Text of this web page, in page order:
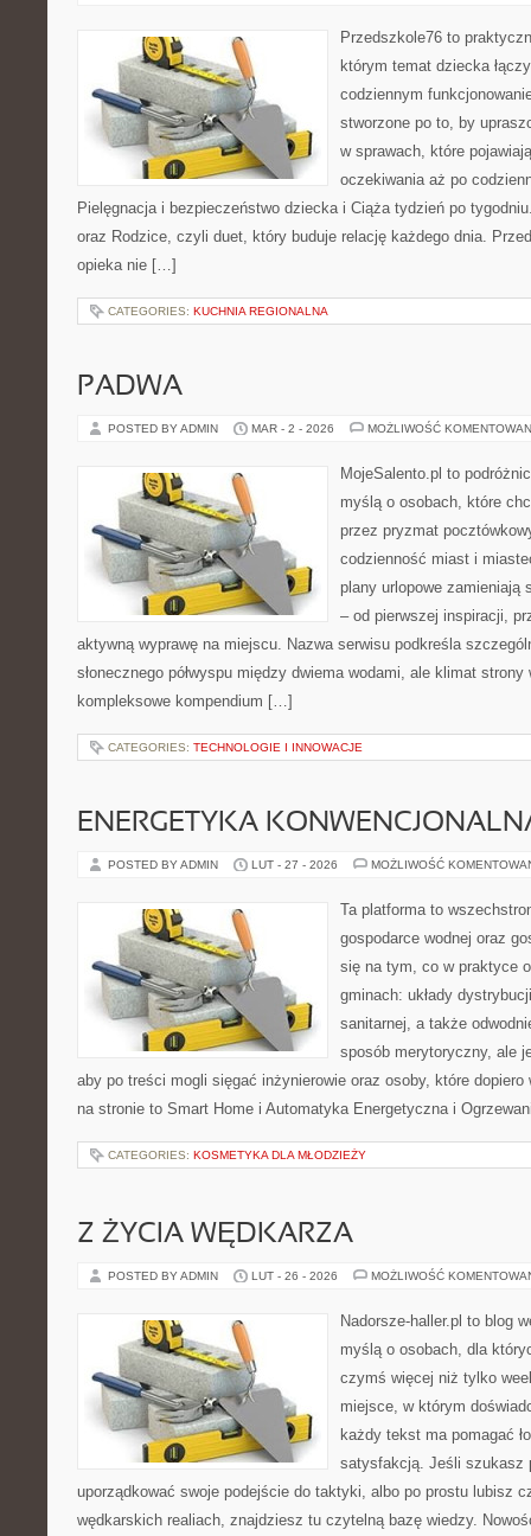
Przedszkole76 to
którym temat dziecka
codziennym
stworzone po to, by
w sprawach, które
oczekiwania aż po
Pielęgnacja i bezpieczeństwo dziecka i Ciąża tydzień po
oraz Rodzice, czyli duet, który buduje relację każdego dnia.
opieka nie […]
CATEGORIES: KUCHNIA REGIONALNA
PADWA
POSTED BY ADMIN MAR - 2 - 2026 MOŻLIWOŚĆ
MojeSalento.pl to
myślą o osobach, które
przez pryzmat
codzienność miast i
plany urlopowe zamieniają
– od pierwszej inspiracji,
aktywną wyprawę na miejscu. Nazwa serwisu podkreśla
słonecznego półwyspu między dwiema wodami, ale klimat
kompleksowe kompendium […]
CATEGORIES: TECHNOLOGIE I INNOWACJE
ENERGETYKA
POSTED BY ADMIN LUT - 27 - 2026 MOŻLIWOŚĆ
Ta platforma to
gospodarce wodnej oraz
się na tym, co w praktyce
gminach: układy
sanitarnej, a także
sposób merytoryczny, ale
aby po treści mogli sięgać inżynierowie oraz osoby, które dopiero
na stronie to Smart Home i Automatyka Energetyczna i
CATEGORIES: KOSMETYKA DLA MŁODZIEŻY
Z ŻYCIA WĘDKARZA
POSTED BY ADMIN LUT - 26 - 2026 MOŻLIWOŚĆ
Nadorsze-haller.pl to blog
myślą o osobach, dla
czymś więcej niż tylko
miejsce, w którym
każdy tekst ma pomagać
satysfakcją. Jeśli szukasz
uporządkować swoje podejście do taktyki, albo po prostu lubisz
wędkarskich realiach, znajdziesz tu czytelną bazę wiedzy.